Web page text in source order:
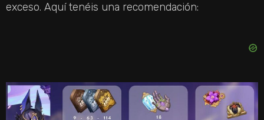
exceso. Aquí tenéis una recomendación: